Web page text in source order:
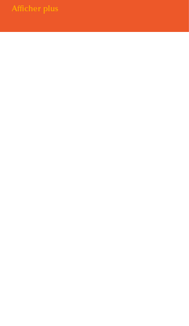
Afficher plus